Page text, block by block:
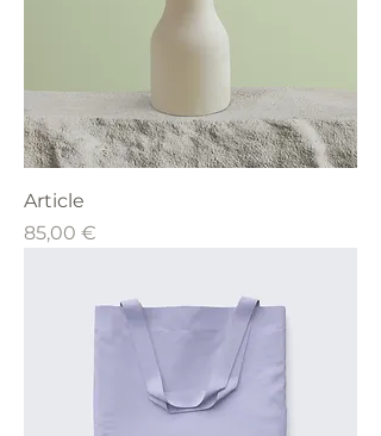
Article
Prix
85,00 €